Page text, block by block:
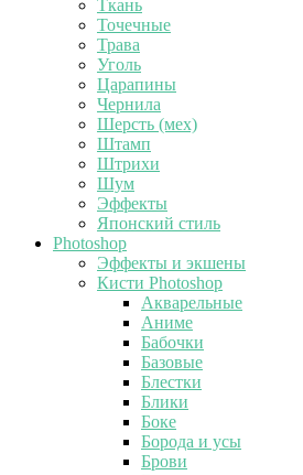
Ткань
Точечные
Трава
Уголь
Царапины
Чернила
Шерсть (мех)
Штамп
Штрихи
Шум
Эффекты
Японский стиль
Photoshop
Эффекты и экшены
Кисти Photoshop
Акварельные
Аниме
Бабочки
Базовые
Блестки
Блики
Боке
Борода и усы
Брови